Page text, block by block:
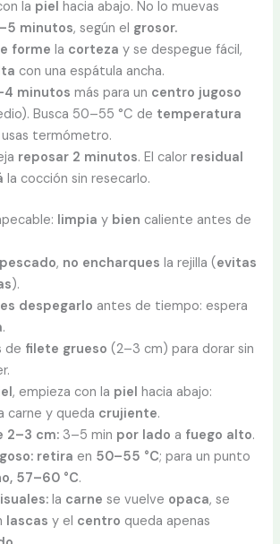
la piel hacia abajo. No lo muevas
minutos, según el grosor.
forme la corteza y se despegue fácil,
con una espátula ancha.
minutos más para un centro jugoso
Busca 50–55 °C de temperatura
usas termómetro.
reposar 2 minutos. El calor residual
la cocción sin resecarlo.
limpia y bien caliente antes de
pescado, no encharques la rejilla (evitas
).
despegarlo antes de tiempo: espera
.
de filete grueso (2–3 cm) para dorar sin
, empieza con la piel hacia abajo:
carne y queda crujiente.
2–3 cm: 3–5 min por lado a fuego alto.
retira en 50–55 °C; para un punto
57–60 °C.
la carne se vuelve opaca, se
lascas y el centro queda apenas